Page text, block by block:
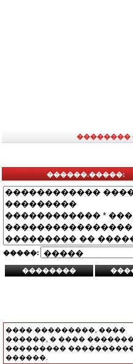
��������
������.�����:
�����:
���� ���������, ����
������, � ����
��������� ����������
������.